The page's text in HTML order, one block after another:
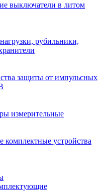
выключатели в литом
рубильники,
защиты от импульсных
измерительные
комплектные устройства